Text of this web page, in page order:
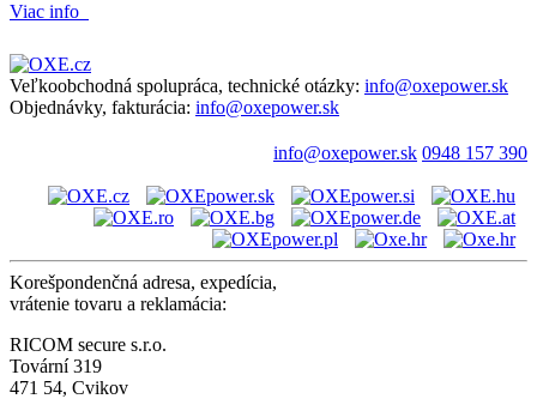
Viac info
Veľkoobchodná spolupráca, technické otázky: info@oxepower.sk
Objednávky, fakturácia: info@oxepower.sk
info@oxepower.sk 0948 157 390
Korešpondenčná adresa, expedícia,
vrátenie tovaru a reklamácia:
RICOM secure s.r.o.
Tovární 319
471 54, Cvikov